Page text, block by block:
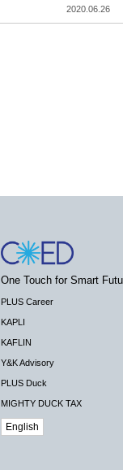
2020.06.26
One Touch for Smart
PLUS Career
KAPLI
KAFLIN
Y&K Advisory
PLUS Duck
MIGHTY DUCK TAX
English